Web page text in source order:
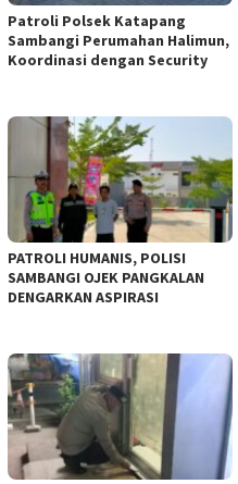
‎Patroli Polsek Katapang
Sambangi Perumahan Halimun,
Koordinasi dengan Security
‎PATROLI HUMANIS, POLISI
SAMBANGI OJEK PANGKALAN
DENGARKAN ASPIRASI